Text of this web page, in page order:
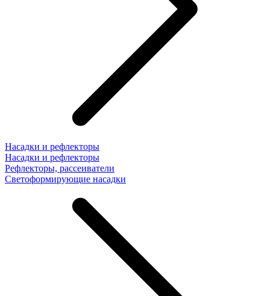
Насадки и рефлекторы
Насадки и рефлекторы
Рефлекторы, рассеиватели
Светоформирующие насадки